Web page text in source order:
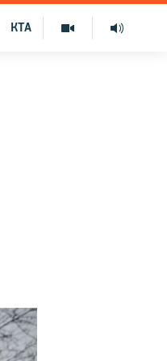
КТА